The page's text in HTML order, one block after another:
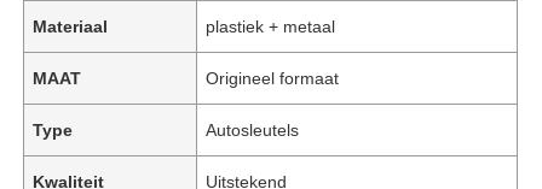
Materiaal plastiek + metaal
MAAT Origineel formaat
Type Autosleutels
Kwaliteit Uitstekend